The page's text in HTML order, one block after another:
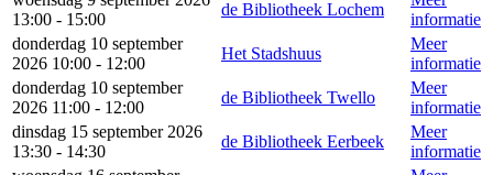
13:00 - 15:00
de Bibliotheek Lochem
informatie
donderdag 10 september
2026 10:00 - 12:00
Het Stadshuus
Meer
informatie
donderdag 10 september
2026 11:00 - 12:00
de Bibliotheek Twello
Meer
informatie
dinsdag 15 september 2026
13:30 - 14:30
de Bibliotheek Eerbeek
Meer
informatie